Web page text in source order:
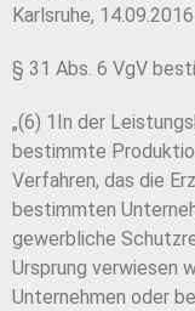
Karlsruhe,
§ 31 Abs. 6 VgV
„(6) 1In der
bestimmte
Verfahren, das die
bestimmten
gewerbliche
Ursprung verwiesen
Unternehmen oder